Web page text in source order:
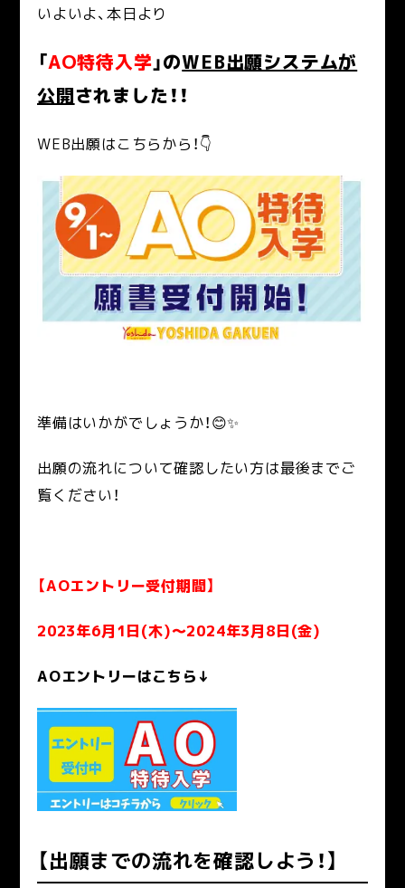
いよいよ、本日より
「AO特待入学」のWEB出願システムが
公開されました！！
WEB出願はこちらから！👇
準備はいかがでしょうか！😊✨
出願の流れについて確認したい方は最後までご
覧ください！
【AOエントリー受付期間】
2023年6月1日(木)～2024年3月8日(金)
AOエントリーはこちら↓
【出願までの流れを確認しよう！】